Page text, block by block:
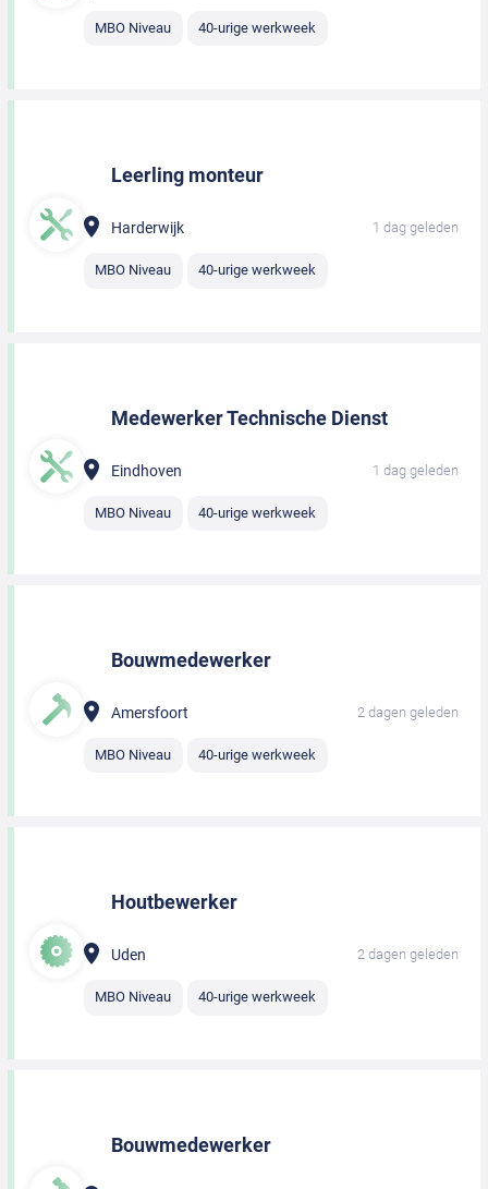
MBO Niveau 40-urige werkweek
Leerling monteur
Harderwijk 1 dag geleden
MBO Niveau 40-urige werkweek
Medewerker Technische Dienst
Eindhoven 1 dag geleden
MBO Niveau 40-urige werkweek
Bouwmedewerker
Amersfoort 2 dagen geleden
MBO Niveau 40-urige werkweek
Houtbewerker
Uden 2 dagen geleden
MBO Niveau 40-urige werkweek
Bouwmedewerker